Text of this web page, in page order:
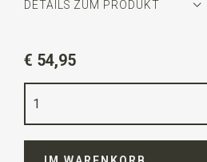
DETAILS ZUM PRODUKT
Farbe
Qualität
€ 54,95